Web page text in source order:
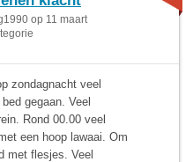
op 11 maart
zondagnacht veel
gegaan. Veel
Rond 00.00 veel
een hoop lawaai. Om
met flesjes. Veel